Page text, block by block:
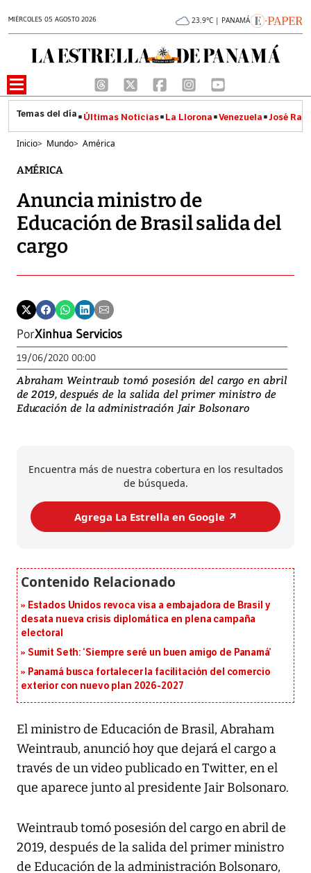
MIÉRCOLES 05 AGOSTO 2026 23.9°C | PANAMÁ
Últimas Noticias La Llorona Venezuela José
Inicio> Mundo> América
AMÉRICA
Anuncia ministro de
Educación de Brasil salida del
cargo
PorXinhua Servicios
19/06/2020 00:00
Abraham Weintraub tomó posesión del cargo en abril
de 2019, después de la salida del primer ministro de
Educación de la administración Jair Bolsonaro
Encuentra más de nuestra cobertura en los resultados
de búsqueda.
Agrega La Estrella en Google ↗️
Estados Unidos revoca visa a embajadora de Brasil y
desata nueva crisis diplomática en plena campaña
electoral
Sumit Seth: ‘Siempre seré un buen amigo de Panamá’
Panamá busca fortalecer la facilitación del comercio
exterior con nuevo plan 2026-2027
El ministro de Educación de Brasil, Abraham
Weintraub, anunció hoy que dejará el cargo a
través de un video publicado en Twitter, en el
que aparece junto al presidente Jair Bolsonaro.
Weintraub tomó posesión del cargo en abril de
2019, después de la salida del primer ministro
de Educación de la administración Bolsonaro,